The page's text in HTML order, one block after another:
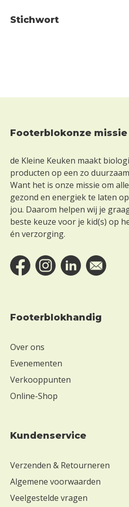
Stichwort
Footer
Footerblokonze missie
de Kleine Keuken maakt
producten op een zo
Want het is onze missie om
gezond en energiek te laten
jou. Daarom helpen wij je
beste keuze voor je kid(s) op
én verzorging.
Footerblokhandig
Over ons
Evenementen
Verkooppunten
Online-Shop
Kundenservice
Verzenden & Retourneren
Algemene voorwaarden
Veelgestelde vragen